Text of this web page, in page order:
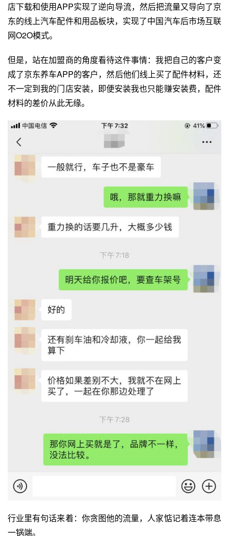
店下载和使用APP实现了逆向导流，然后把流量又导向了京
东的线上汽车配件和用品板块，实现了中国汽车后市场互联
网O2O模式。
但是，站在加盟商的角度看待这件事情：我把自己的客户变
成了京东养车APP的客户，然后他们线上买了配件材料，还
不一定到我的门店安装，即便安装我也只能赚安装费，配件
材料的差价从此无缘。
行业里有句话来着：你贪图他的流量，人家惦记着连本带息
一锅端。